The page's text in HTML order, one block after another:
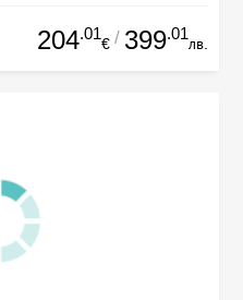
204.01
€ / 399.01
лв.